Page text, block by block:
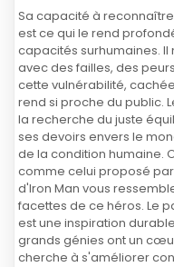
Sa capacité à
est ce qui le rend
capacités surhumaines. Il
avec des failles, des
cette vulnérabilité,
rend si proche du public.
la recherche du juste
ses devoirs envers le
de la condition humaine.
comme celui proposé
d'Iron Man vous
facettes de ce héros. Le
est une inspiration
grands génies ont un
cherche à s'améliorer